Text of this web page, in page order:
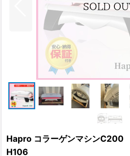
Hapro コラーゲンマシン
H106